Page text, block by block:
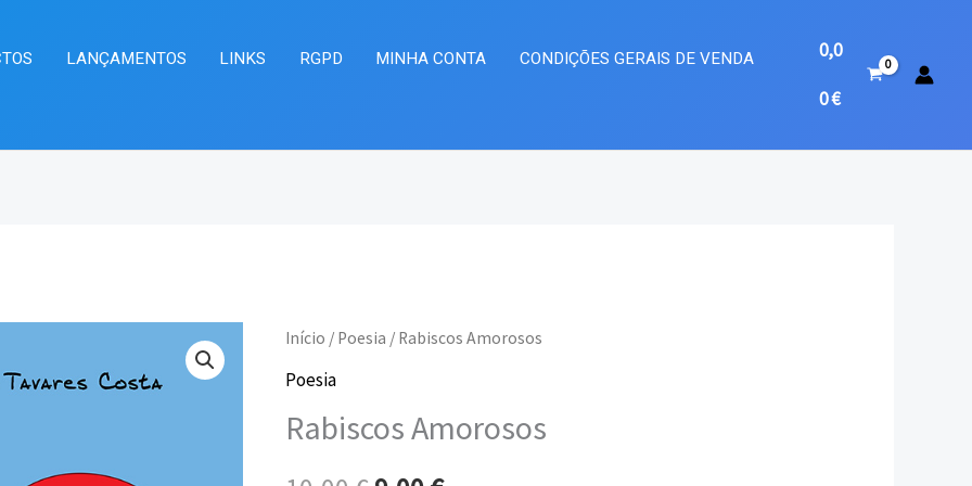
LANÇAMENTOS LINKS RGPD MINHA CONTA
CONDIÇÕES GERAIS DE VENDA
0,0
0€
Início / Poesia / Rabiscos Amorosos
Poesia
Rabiscos Amorosos
O
original
O
atual
Quantidade
de
Amorosos